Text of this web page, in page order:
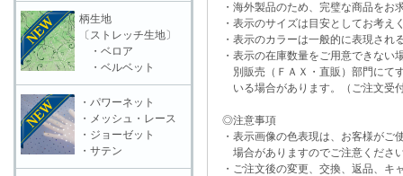
・海外製品のため、完璧な商品をお
・表示のサイズは目安としてお考え
・表示のカラーは一般的に表現され
・表示の在庫数量をご用意できな
別販売（ＦＡＸ・直販）部門にて
いる場合があります。（ご注文受
◎注意事項
・表示画像の色表現は、お客様がご
場合がありますのでご注意くださ
・ご注文後の変更、交換、返品、キ
柄生地
〔ストレッチ生地〕
・ベロア
・ベルベット
・パワーネット
・メッシュ・レース
・ジョーゼット
・サテン